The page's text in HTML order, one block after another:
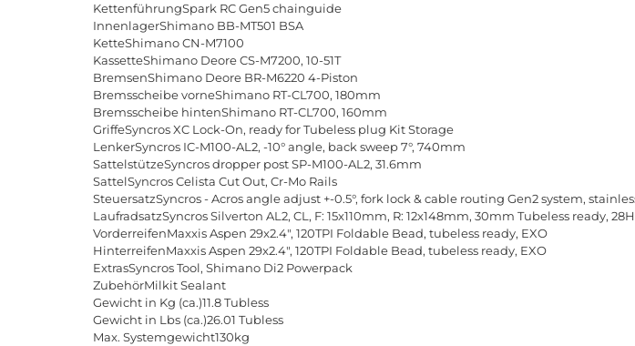
KettenführungSpark RC Gen5 chainguide
InnenlagerShimano BB-MT501 BSA
KetteShimano CN-M7100
KassetteShimano Deore CS-M7200, 10-51T
BremsenShimano Deore BR-M6220 4-Piston
Bremsscheibe vorneShimano RT-CL700, 180mm
Bremsscheibe hintenShimano RT-CL700, 160mm
GriffeSyncros XC Lock-On, ready for Tubeless plug Kit Storage
LenkerSyncros IC-M100-AL2, -10° angle, back sweep 7°, 740mm
SattelstützeSyncros dropper post SP-M100-AL2, 31.6mm
SattelSyncros Celista Cut Out, Cr-Mo Rails
SteuersatzSyncros - Acros angle adjust +-0.5°, fork lock & cable routing Gen2 system,
LaufradsatzSyncros Silverton AL2, CL, F: 15x110mm, R: 12x148mm, 30mm Tubeless ready,
VorderreifenMaxxis Aspen 29x2.4", 120TPI Foldable Bead, tubeless ready, EXO
HinterreifenMaxxis Aspen 29x2.4", 120TPI Foldable Bead, tubeless ready, EXO
ExtrasSyncros Tool, Shimano Di2 Powerpack
ZubehörMilkit Sealant
Gewicht in Kg (ca.)11.8 Tubless
Gewicht in Lbs (ca.)26.01 Tubless
Max. Systemgewicht130kg